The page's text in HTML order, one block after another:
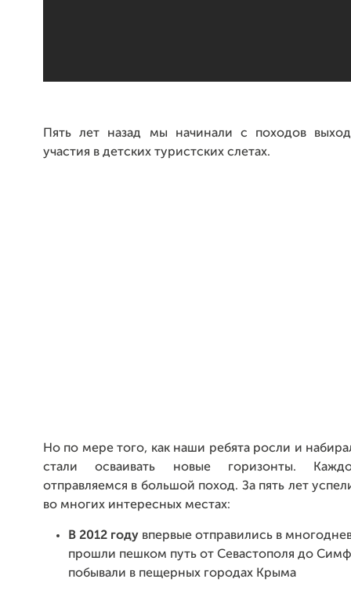
Пять лет назад мы начинали с походов
участия в детских туристских слетах.
Но по мере того, как наши ребята росли и
стали осваивать новые горизонты.
отправляемся в большой поход. За пять лет
во многих интересных местах:
В 2012 году впервые отправились в
прошли пешком путь от Севастополя до
побывали в пещерных городах Крыма